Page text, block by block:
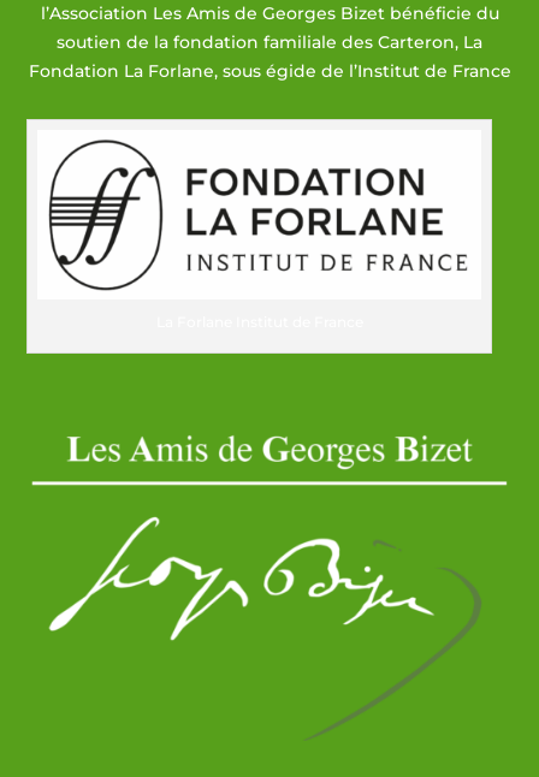
l’Association Les Amis de Georges Bizet bénéficie du
soutien de la fondation familiale des Carteron, La
Fondation La Forlane, sous égide de l’Institut de France